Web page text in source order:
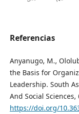
Referencias
Anyanugo, M.,
the Basis for
Leadership. South
And Social Sciences,
https://doi.org/